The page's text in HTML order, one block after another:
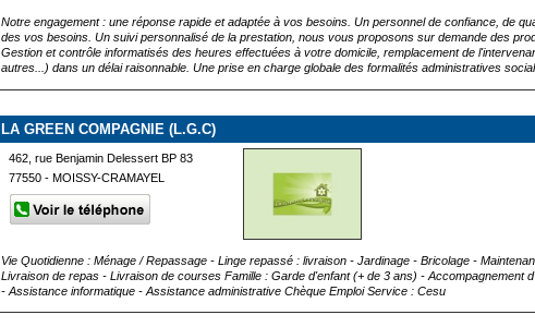
Notre engagement : une réponse rapide et adaptée à vos besoins. Un personnel de confiance, de
des vos besoins. Un suivi personnalisé de la prestation, nous vous proposons sur demande des
Gestion et contrôle informatisés des heures effectuées à votre domicile, remplacement de
autres...) dans un délai raisonnable. Une prise en charge globale des formalités administratives
LA GREEN COMPAGNIE (L.G.C)
462, rue Benjamin Delessert BP 83
77550 - MOISSY-CRAMAYEL
Vie Quotidienne : Ménage / Repassage - Linge repassé : livraison - Jardinage - Bricolage -
Livraison de repas - Livraison de courses Famille : Garde d'enfant (+ de 3 ans) - Accompagnement
- Assistance informatique - Assistance administrative Chèque Emploi Service : Cesu